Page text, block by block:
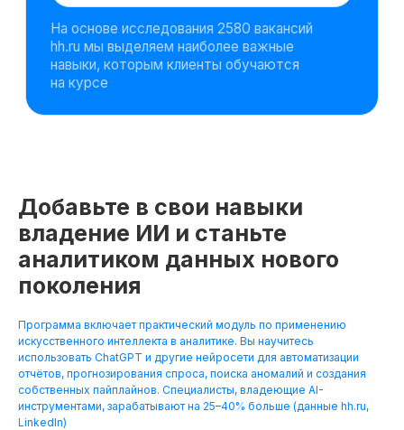
Добавьте в свои навыки
владение ИИ и станьте
аналитиком данных нового
поколения
Программа включает практический модуль по применению
искусственного интеллекта в аналитике. Вы научитесь
использовать ChatGPT и другие нейросети для автоматизации
отчётов, прогнозирования спроса, поиска аномалий и создания
собственных пайплайнов. Специалисты, владеющие AI-
инструментами, зарабатывают на 25–40% больше (данные hh.ru,
LinkedIn)